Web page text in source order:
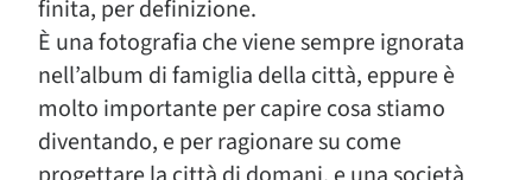
finita, per definizione.
È una fotografia che viene sempre ignorata
nell’album di famiglia della città, eppure è
molto importante per capire cosa stiamo
diventando, e per ragionare su come